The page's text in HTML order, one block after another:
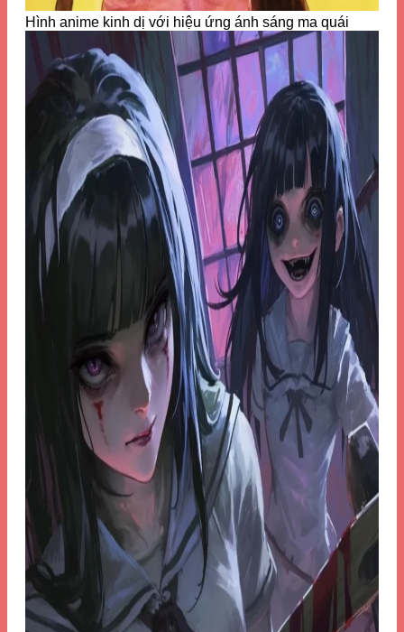
Hình anime kinh dị với hiệu ứng ánh sáng ma quái